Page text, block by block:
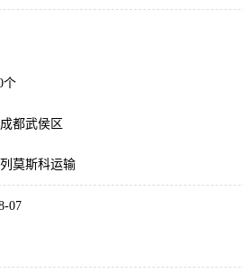
个
都武侯区
莫斯科运输
07